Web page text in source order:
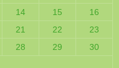
14 15
16
21 22
23
28 29
30